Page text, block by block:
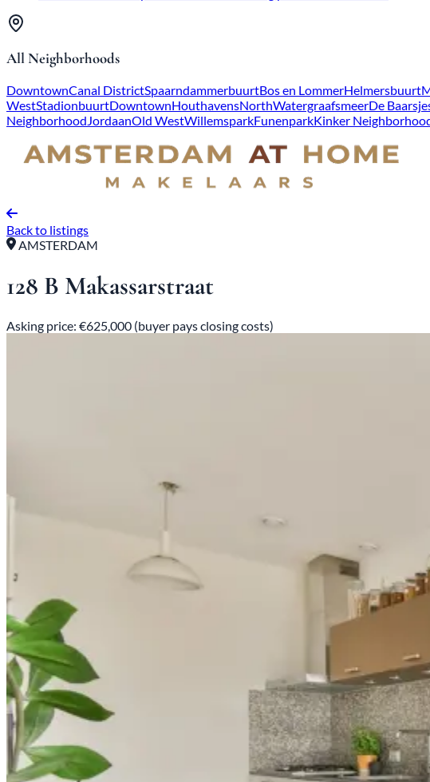
All Neighborhoods
DowntownCanal DistrictSpaarndammerbuurtBos en LommerHelmersbuurt
WestStadionbuurtDowntownHouthavensNorthWatergraafsmeerDe
NeighborhoodJordaanOld WestWillemsparkFunenparkKinker
Back to listings
AMSTERDAM
128 B Makassarstraat
Asking price: €625,000 (buyer pays closing costs)